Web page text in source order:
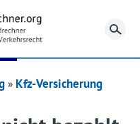
Kfz-Versicherung